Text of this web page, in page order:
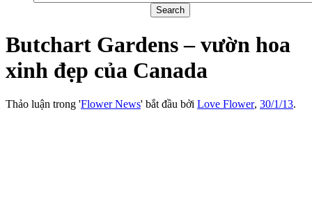
Butchart Gardens – vườn hoa
xinh đẹp của Canada
Thảo luận trong 'Flower News' bắt đầu bởi Love Flower, 30/1/13.